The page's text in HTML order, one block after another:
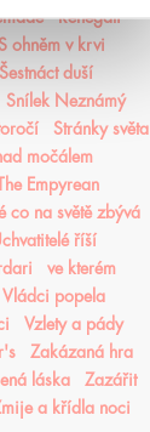
Renegáti
S ohněm v krvi
Šestnáct duší
Snílek Neznámý
Stránky světa
močálem
The Empyrean
co na světě zbývá
říší
ve kterém
Vládci popela
Vzlety a pády
Zakázaná hra
láska
Zazářit
a křídla noci